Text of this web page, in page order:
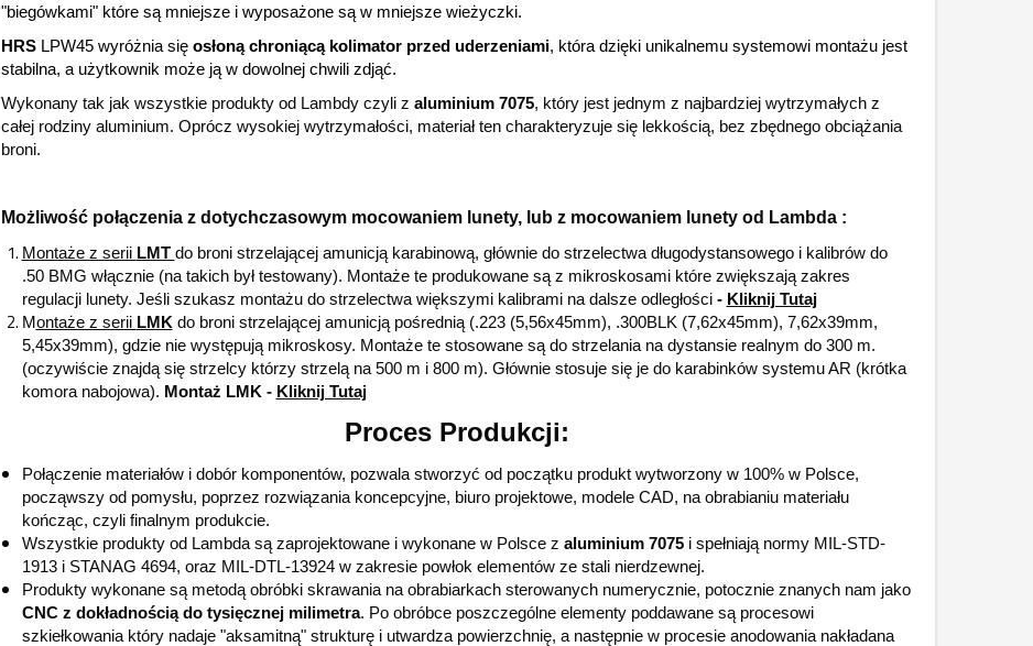
"biegówkami" które są mniejsze i wyposażone są w mniejsze wieżyczki.
HRSLPW45 wyróżnia się osłoną chroniącą kolimator przed uderzeniami, która dzięki unikalnemu systemowi montażu jest
stabilna, a użytkownik może ją w dowolnej chwili zdjąć.
Wykonany tak jak wszystkie produkty od Lambdy czyli z aluminium 7075, który jest jednym z najbardziej wytrzymałych z
całej rodziny aluminium. Oprócz wysokiej wytrzymałości, materiał ten charakteryzuje się lekkością, bez zbędnego obciążania
broni.
Możliwość połączenia z dotychczasowym mocowaniem lunety, lub z mocowaniem lunety od Lambda :
Montaże z serii LMT do broni strzelającej amunicją karabinową, głównie do strzelectwa długodystansowego i kalibrów do
.50 BMG włącznie (na takich był testowany). Montaże te produkowane są z mikroskosami które zwiększają zakres
regulacji lunety. Jeśli szukasz montażu do strzelectwa większymi kalibrami na dalsze odległości - Kliknij Tutaj
Montaże z serii LMK do broni strzelającej amunicją pośrednią (.223 (5,56x45mm), .300BLK (7,62x45mm), 7,62x39mm,
5,45x39mm), gdzie nie występują mikroskosy. Montaże te stosowane są do strzelania na dystansie realnym do 300 m.
(oczywiście znajdą się strzelcy którzy strzelą na 500 m i 800 m). Głównie stosuje się je do karabinków systemu AR (krótka
komora nabojowa). Montaż LMK - Kliknij Tutaj
Proces Produkcji:
Połączenie materiałów i dobór komponentów, pozwala stworzyć od początku produkt wytworzony w 100% w Polsce,
począwszy od pomysłu, poprzez rozwiązania koncepcyjne, biuro projektowe, modele CAD, na obrabianiu materiału
kończąc, czyli finalnym produkcie.
Wszystkie produkty od Lambda są zaprojektowane i wykonane w Polsce z aluminium 7075i spełniają normy MIL-STD-
1913 i STANAG 4694, oraz MIL-DTL-13924 w zakresie powłok elementów ze stali nierdzewnej.
Produkty wykonane są metodą obróbki skrawania na obrabiarkach sterowanych numerycznie, potocznie znanych nam jako
CNC z dokładnością do tysięcznej milimetra. Po obróbce poszczególne elementy poddawane są procesowi
szkiełkowania który nadaje "aksamitną" strukturę i utwardza powierzchnię, a następnie w procesie anodowania nakładana